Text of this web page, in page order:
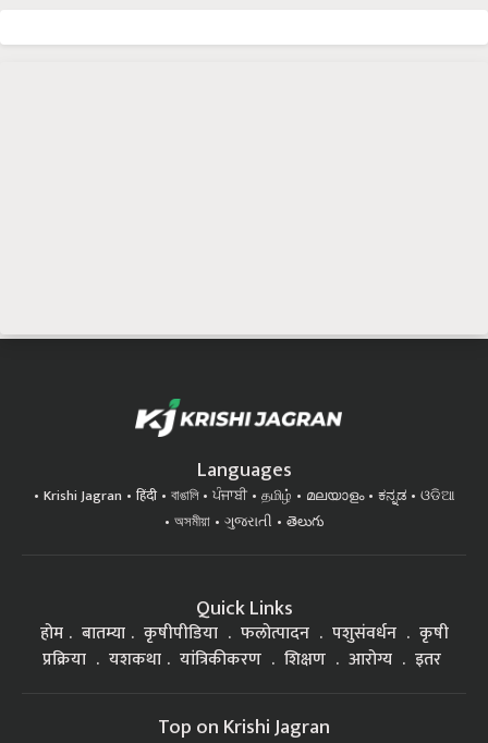
Languages
Krishi Jagran हिंदी বাঙালি ਪੰਜਾਬੀ தமிழ் മലയാളം ಕನ್ನಡ
ଓଡିଆ
অসমীয়া
ગુજરાતી తెలుగు
Quick Links
होम बातम्या कृषीपीडिया फलोत्पादन पशुसंवर्धन
कृषी
प्रक्रिया
यशकथा यांत्रिकीकरण शिक्षण आरोग्य इतर
Top on Krishi Jagran